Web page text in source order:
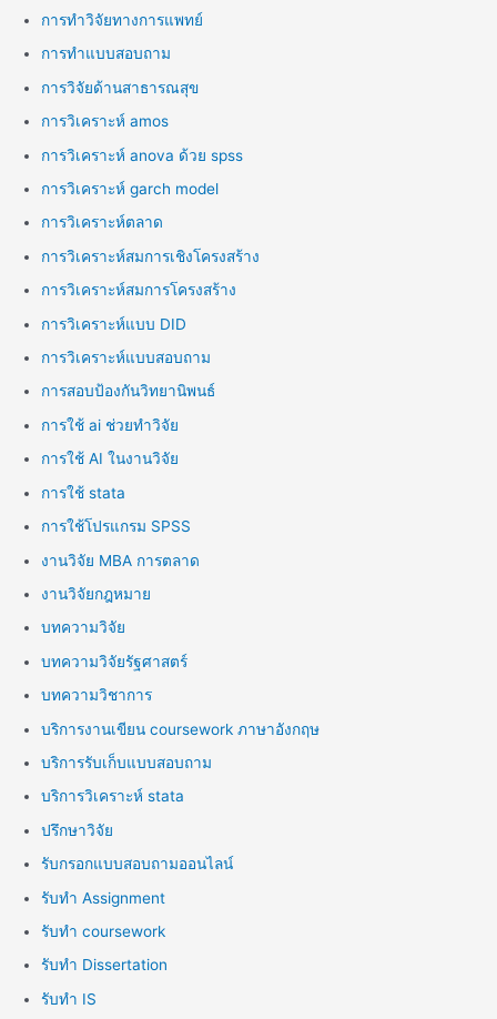
การทำวิจัยทางการแพทย์
การทำแบบสอบถาม
การวิจัยด้านสาธารณสุข
การวิเคราะห์ amos
การวิเคราะห์ anova ด้วย spss
การวิเคราะห์ garch model
การวิเคราะห์ตลาด
การวิเคราะห์สมการเชิงโครงสร้าง
การวิเคราะห์สมการโครงสร้าง
การวิเคราะห์แบบ DID
การวิเคราะห์แบบสอบถาม
การสอบป้องกันวิทยานิพนธ์
การใช้ ai ช่วยทำวิจัย
การใช้ AI ในงานวิจัย
การใช้ stata
การใช้โปรแกรม SPSS
งานวิจัย MBA การตลาด
งานวิจัยกฎหมาย
บทความวิจัย
บทความวิจัยรัฐศาสตร์
บทความวิชาการ
บริการงานเขียน coursework ภาษาอังกฤษ
บริการรับเก็บแบบสอบถาม
บริการวิเคราะห์ stata
ปรึกษาวิจัย
รับกรอกแบบสอบถามออนไลน์
รับทำ Assignment
รับทำ coursework
รับทำ Dissertation
รับทำ IS